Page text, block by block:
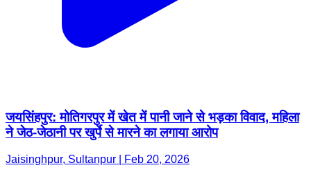
जयसिंहपुर: मोतिगरपुर में खेत में पानी जाने से भड़का विवाद, महिला
ने जेठ-जेठानी पर खुर्पे से मारने का लगाया आरोप
Jaisinghpur, Sultanpur | Feb 20, 2026